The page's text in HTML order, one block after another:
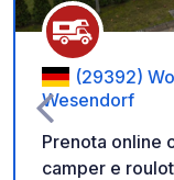
(29392)
Wesendorf
Prenota online
camper e